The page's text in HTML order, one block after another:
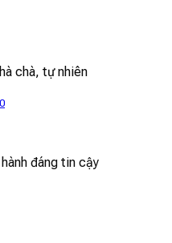
chà, tự nhiên
đáng tin cậy